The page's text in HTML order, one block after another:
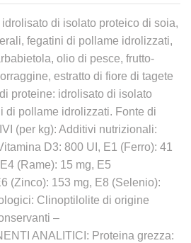
di isolato proteico di soia,
fegatini di pollame idrolizzati,
olio di pesce, frutto-
estratto di fiore di tagete
proteine: idrolisato di isolato
di pollame idrolizzati. Fonte di
(per kg): Additivi nutrizionali:
D3: 800 UI, E1 (Ferro): 41
(Rame): 15 mg, E5
(Zinco): 153 mg, E8 (Selenio):
Clinoptilolite di origine
–
ANALITICI: Proteina grezza: